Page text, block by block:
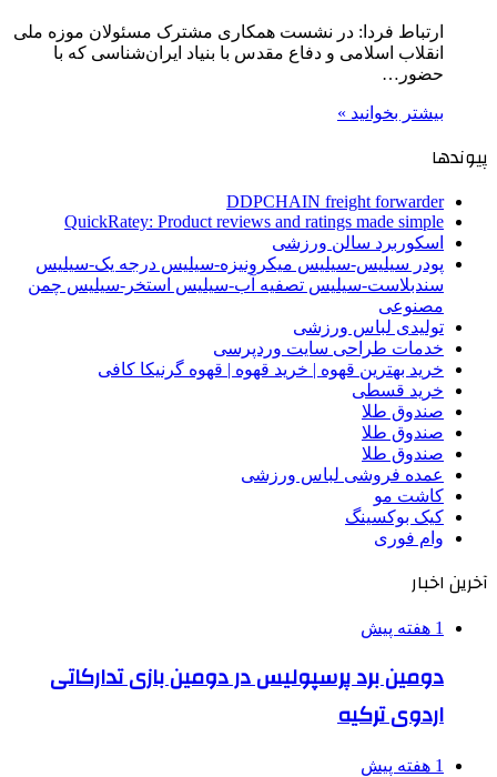
ارتباط فردا: در نشست همکاری مشترک مسئولان موزه ملی
انقلاب اسلامی و دفاع مقدس با بنیاد ایران‌شناسی که با
حضور…
بیشتر بخوانید »
پیوندها
DDPCHAIN freight forwarder
QuickRatey: Product reviews and ratings made simple
اسکوربرد سالن ورزشی
پودر سیلیس-سیلیس میکرونیزه-سیلیس درجه یک-سیلیس
سندبلاست-سیلیس تصفیه آب-سیلیس استخر-سیلیس چمن
مصنوعی
تولیدی لباس ورزشی
خدمات طراحی سایت وردپرسی
خرید بهترین قهوه | خرید قهوه | قهوه گرنیکا کافی
خرید قسطی
صندوق طلا
صندوق طلا
صندوق طلا
عمده فروشی لباس ورزشی
کاشت مو
کیک بوکسینگ
وام فوری
آخرین اخبار
1 هفته پیش
دومین برد پرسپولیس در دومین بازی تدارکاتی
اردوی ترکیه
1 هفته پیش